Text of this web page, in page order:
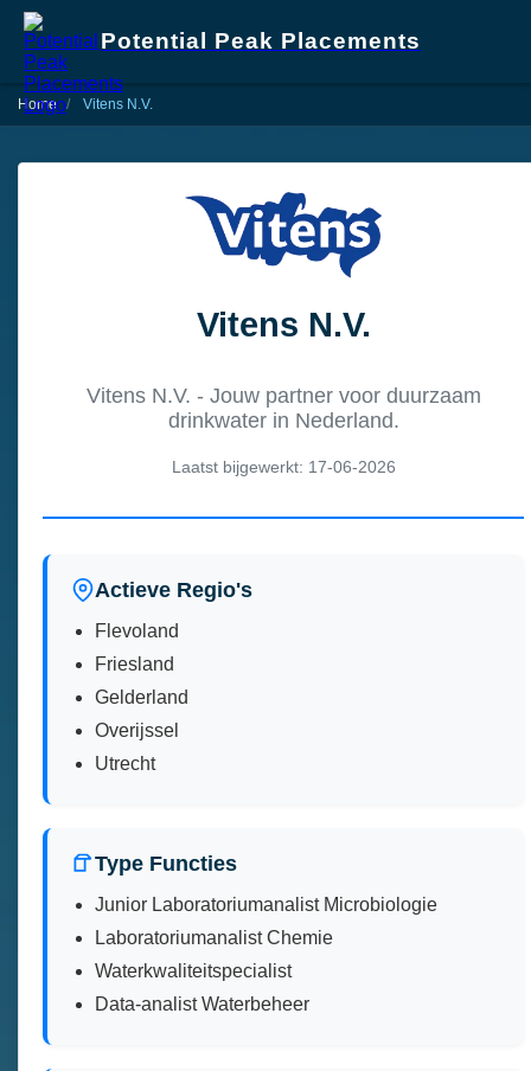
Potential Peak Placements
Home Vitens N.V.
Vitens N.V.
Vitens N.V. - Jouw partner voor duurzaam
drinkwater in Nederland.
Laatst bijgewerkt: 17-06-2026
Actieve Regio's
Flevoland
Friesland
Gelderland
Overijssel
Utrecht
Type Functies
Junior Laboratoriumanalist Microbiologie
Laboratoriumanalist Chemie
Waterkwaliteitspecialist
Data-analist Waterbeheer